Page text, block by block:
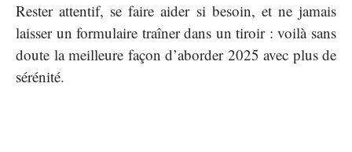
Rester attentif, se faire aider si besoin, et ne jamais
laisser un formulaire traîner dans un tiroir : voilà sans
doute la meilleure façon d’aborder 2025 avec plus de
sérénité.